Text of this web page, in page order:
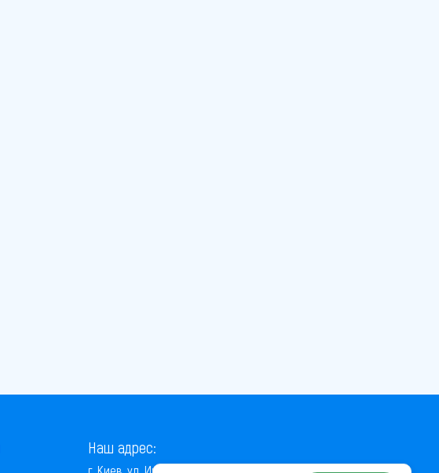
Наш адрес:
г. Киев, ул. Институтская, 22/7, оф. 41